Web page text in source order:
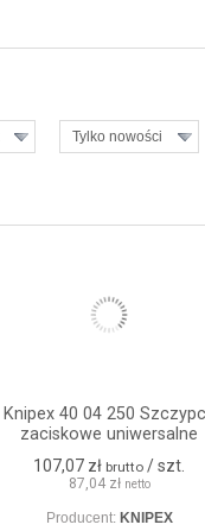
Tylko nowości
Knipex 40 04 250
zaciskowe uniwersalne
107,07 zł brutto / szt.
87,04 zł netto
Producent: KNIPEX